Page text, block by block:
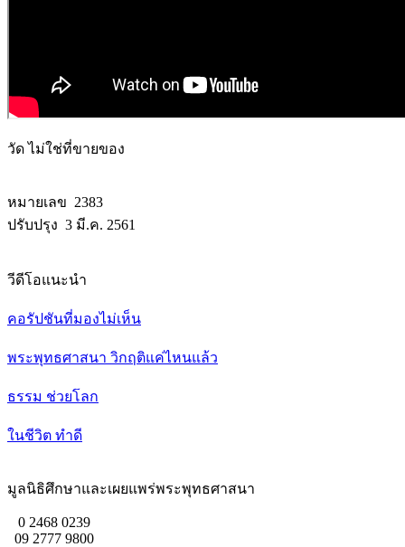
วัด ไม่ใช่ที่ขายของ
หมายเลข 2383
ปรับปรุง 3 มี.ค. 2561
วีดีโอแนะนำ
คอรัปชันที่มองไม่เห็น
พระพุทธศาสนา วิกฤติแค่ไหนแล้ว
ธรรม ช่วยโลก
ในชีวิต ทำดี
มูลนิธิศึกษาและเผยแพร่พระพุทธศาสนา
0 2468 0239
09 2777 9800